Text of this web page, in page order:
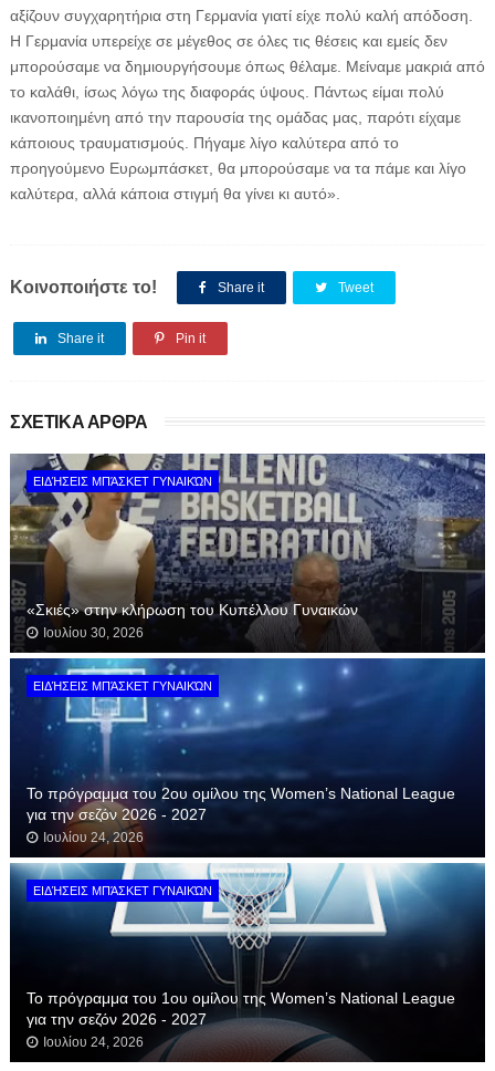
αξίζουν συγχαρητήρια στη Γερμανία γιατί είχε πολύ καλή απόδοση.
Η Γερμανία υπερείχε σε μέγεθος σε όλες τις θέσεις και εμείς δεν
μπορούσαμε να δημιουργήσουμε όπως θέλαμε. Μείναμε μακριά από
το καλάθι, ίσως λόγω της διαφοράς ύψους. Πάντως είμαι πολύ
ικανοποιημένη από την παρουσία της ομάδας μας, παρότι είχαμε
κάποιους τραυματισμούς. Πήγαμε λίγο καλύτερα από το
προηγούμενο Ευρωμπάσκετ, θα μπορούσαμε να τα πάμε και λίγο
καλύτερα, αλλά κάποια στιγμή θα γίνει κι αυτό».
Κοινοποιήστε το! Share it Tweet
Share it Pin it
ΣΧΕΤΙΚΑ ΑΡΘΡΑ
ΕΙΔΉΣΕΙΣ ΜΠΆΣΚΕΤ ΓΥΝΑΙΚΏΝ
«Σκιές» στην κλήρωση του Κυπέλλου Γυναικών
Ιουλίου 30, 2026
ΕΙΔΉΣΕΙΣ ΜΠΆΣΚΕΤ ΓΥΝΑΙΚΏΝ
Το πρόγραμμα του 2ου ομίλου της Women’s National League
για την σεζόν 2026 - 2027
Ιουλίου 24, 2026
ΕΙΔΉΣΕΙΣ ΜΠΆΣΚΕΤ ΓΥΝΑΙΚΏΝ
Το πρόγραμμα του 1ου ομίλου της Women’s National League
για την σεζόν 2026 - 2027
Ιουλίου 24, 2026